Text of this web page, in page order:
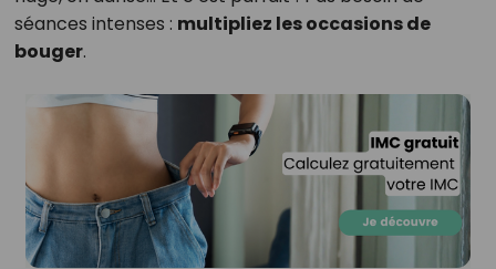
séances intenses : multipliez les occasions de
bouger.